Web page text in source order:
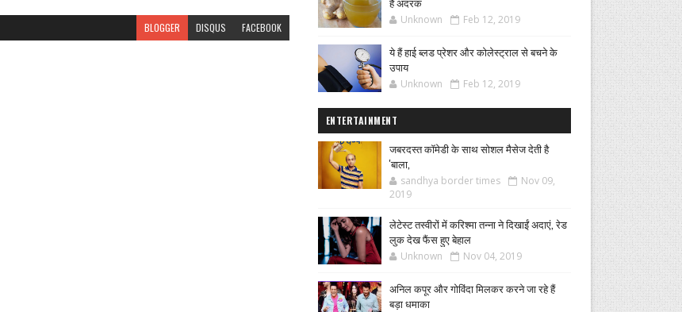
BLOGGER DISQUS FACEBOOK
Unknown Feb 12, 2019
ये हैं हाई ब्लड प्रेशर और कोलेस्ट्राल से बचने के
उपाय
Unknown Feb 12, 2019
ENTERTAINMENT
जबरदस्त कॉमेडी के साथ सोशल मैसेज देती है
'बाला,
sandhya border times
Nov 09,
2019
लेटेस्ट तस्वीरों में करिश्मा तन्ना ने दिखाईं अदाएं, रेड
लुक देख फैंस हुए बेहाल
Unknown Nov 04, 2019
अनिल कपूर और गोविंदा मिलकर करने जा रहे हैं
बड़ा धमाका